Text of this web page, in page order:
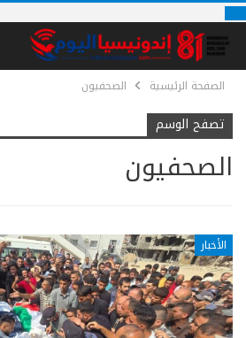
الصفحة الرئيسية الصحفيون
تصفح الوسم
الصحفيون
الأخبار